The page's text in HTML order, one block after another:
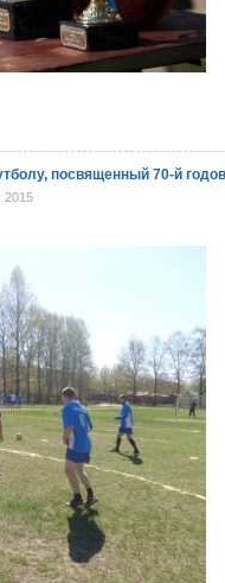
посвященный 70-й
2015